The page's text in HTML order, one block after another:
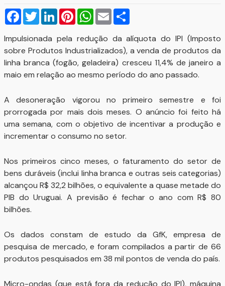
Facebook
TwitterLinkedInPinterestWhatsApp
Email
Impulsionada pela redução da alíquota do IPI (Imposto
sobre Produtos Industrializados), a venda de produtos da
linha branca (fogão, geladeira) cresceu 11,4% de janeiro a
maio em relação ao mesmo período do ano passado.
A desoneração vigorou no primeiro semestre e foi
prorrogada por mais dois meses. O anúncio foi feito há
uma semana, com o objetivo de incentivar a produção e
incrementar o consumo no setor.
Nos primeiros cinco meses, o faturamento do setor de
bens duráveis (inclui linha branca e outras seis categorias)
alcançou R$ 32,2 bilhões, o equivalente a quase metade do
PIB do Uruguai. A previsão é fechar o ano com R$ 80
bilhões.
Os dados constam de estudo da GfK, empresa de
pesquisa de mercado, e foram compilados a partir de 66
produtos pesquisados em 38 mil pontos de venda do país.
Micro-ondas (que está fora da redução do IPI), máquina